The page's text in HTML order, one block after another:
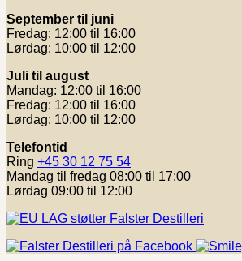
September til juni
Fredag: 12:00 til 16:00
Lørdag: 10:00 til 12:00
Juli til august
Mandag: 12:00 til 16:00
Fredag: 12:00 til 16:00
Lørdag: 10:00 til 12:00
Telefontid
Ring +45 30 12 75 54
Mandag til fredag 08:00 til 17:00
Lørdag 09:00 til 12:00